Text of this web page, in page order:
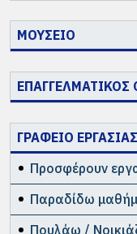
ΜΟΥΣΕΙΟ
ΕΠΑΓΓΕΛΜΑΤΙΚΟΣ
ΓΡΑΦΕΙΟ ΕΡΓΑΣΙΑΣ
Προσφέρουν
Παραδίδω
Πουλάω /